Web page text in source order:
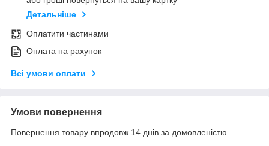
Детальніше
Оплатити частинами
Оплата на рахунок
Всі умови оплати
Умови повернення
Повернення товару впродовж 14 днів за домовленістю